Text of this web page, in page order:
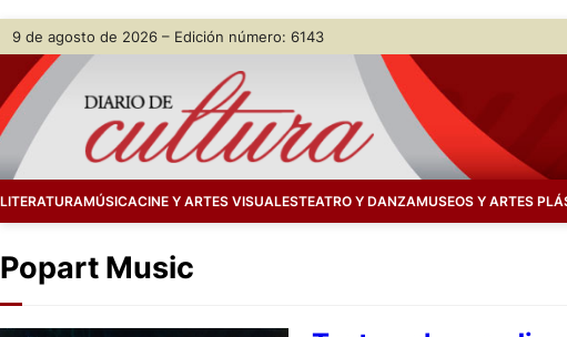
Skip
content
9 de agosto de 2026 – Edición número: 6143
LITERATURAMÚSICACINE Y ARTES VISUALESTEATRO Y DANZAMUSEOS Y ARTES
Popart Music